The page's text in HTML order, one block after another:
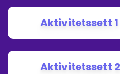
Aktivitetssett 1
Aktivitetssett 2